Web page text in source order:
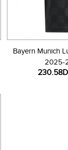
Bayern Munich
2025-